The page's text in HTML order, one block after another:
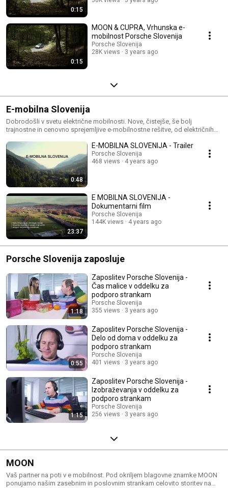
0:15
0:15
MOON & CUPRA, Vrhunska e-
mobilnost Porsche Slovenija
Porsche Slovenija
28K views
3 years ago
E-mobilna Slovenija
Dobrodošli v svetu električne mobilnosti. Nove, čistejše, še bolj
trajnostne in cenovno sprejemljive e-mobilnostne rešitve, od električnih
uporabnike, podjetja – in tudi za občine. Elektrika je izbira za prihodnost.
0:48
E-MOBILNA SLOVENIJA - Trailer
Porsche Slovenija
468 views
4 years ago
23:37
E MOBILNA SLOVENIJA -
Dokumentarni film
Porsche Slovenija
144K views
4 years ago
Porsche Slovenija zaposluje
1:18
Zaposlitev Porsche Slovenija -
Čas malice v oddelku za
podporo strankam
Porsche Slovenija
355 views
3 years ago
0:55
Zaposlitev Porsche Slovenija -
Delo od doma v oddelku za
podporo strankam
Porsche Slovenija
401 views
3 years ago
1:15
Zaposlitev Porsche Slovenija -
Izobraževanja v oddelku za
podporo strankam
Porsche Slovenija
256 views
3 years ago
MOON
Vaš partner na poti v e mobilnost. Pod okriljem blagovne znamke MOON
ponujamo našim zasebnim in poslovnim strankam celovito storitev na